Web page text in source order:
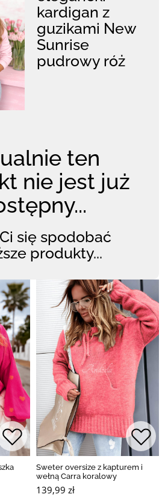
kardigan z
guzikami New
Sunrise
pudrowy róż
ten
nie jest już
się spodobać
produkty...
Sweter oversize z kapturem i
wełną Carra koralowy
139,99 zł